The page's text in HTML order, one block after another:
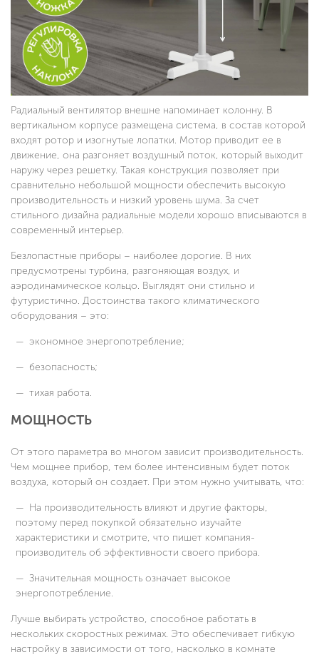
Радиальный вентилятор внешне напоминает колонну. В
вертикальном корпусе размещена система, в состав которой
входят ротор и изогнутые лопатки. Мотор приводит ее в
движение, она разгоняет воздушный поток, который выходит
наружу через решетку. Такая конструкция позволяет при
сравнительно небольшой мощности обеспечить высокую
производительность и низкий уровень шума. За счет
стильного дизайна радиальные модели хорошо вписываются в
современный интерьер.
Безлопастные приборы – наиболее дорогие. В них
предусмотрены турбина, разгоняющая воздух, и
аэродинамическое кольцо. Выглядят они стильно и
футуристично. Достоинства такого климатического
оборудования – это:
экономное энергопотребление;
безопасность;
тихая работа.
МОЩНОСТЬ
От этого параметра во многом зависит производительность.
Чем мощнее прибор, тем более интенсивным будет поток
воздуха, который он создает. При этом нужно учитывать, что:
На производительность влияют и другие факторы,
поэтому перед покупкой обязательно изучайте
характеристики и смотрите, что пишет компания-
производитель об эффективности своего прибора.
Значительная мощность означает высокое
энергопотребление.
Лучше выбирать устройство, способное работать в
нескольких скоростных режимах. Это обеспечивает гибкую
настройку в зависимости от того, насколько в комнате